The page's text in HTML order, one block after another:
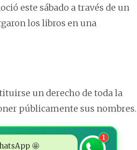
este sábado a través de un
los libros en una
un derecho de toda la
públicamente sus nombres.
🤩
1